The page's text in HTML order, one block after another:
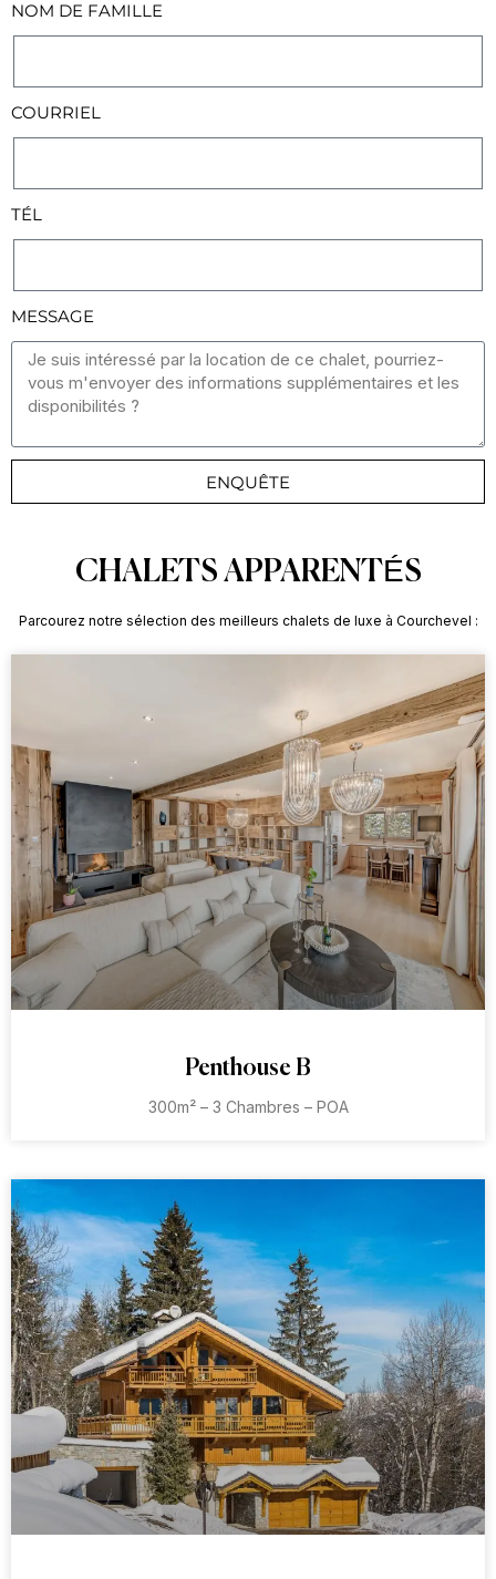
NOM DE FAMILLE
COURRIEL
TÉL
MESSAGE
ENQUÊTE
CHALETS APPARENTÉS
Parcourez notre sélection des meilleurs chalets de luxe à Courchevel :
Penthouse B
300m² – 3 Chambres – POA